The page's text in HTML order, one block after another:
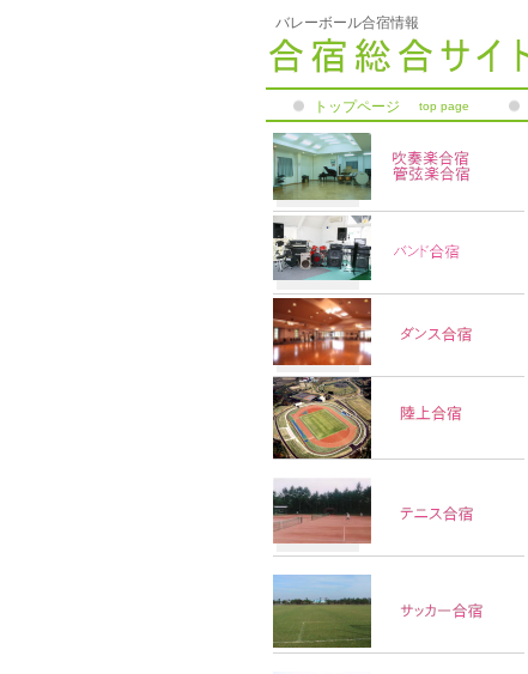
バレーボール合宿情報
top page
トップページ